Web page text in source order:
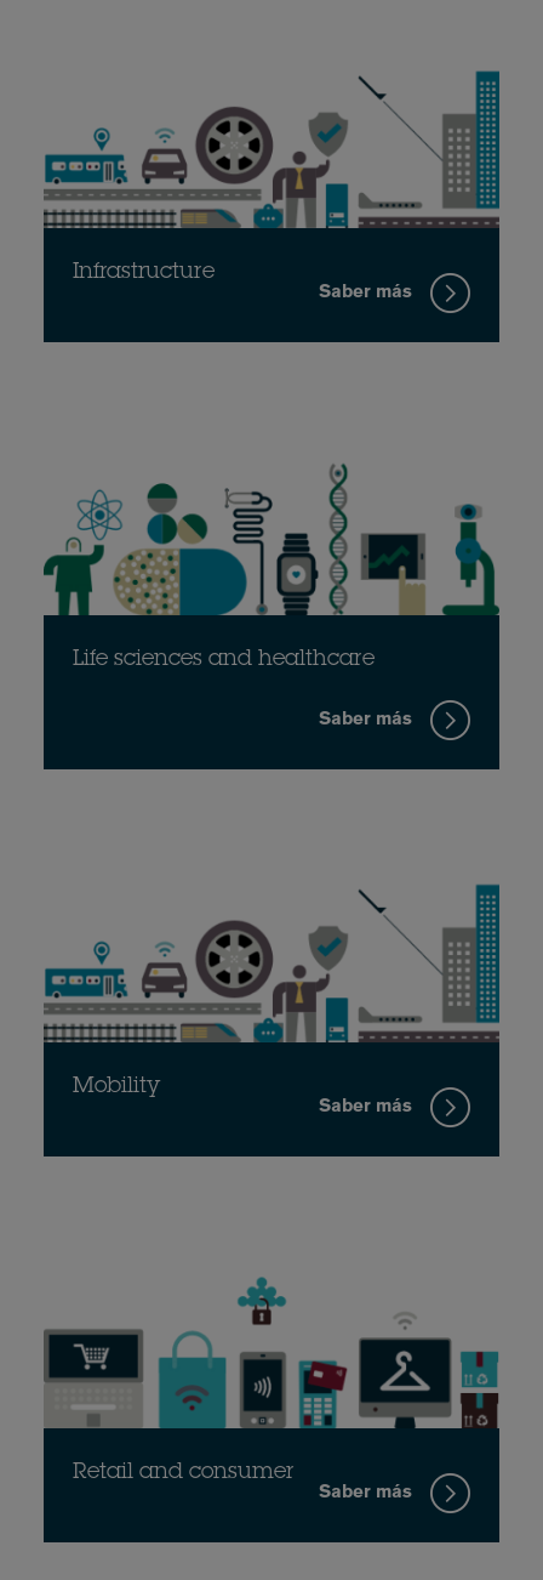
Infrastructure
Saber más
Life sciences and healthcare
Saber más
Mobility
Saber más
Retail and consumer
Saber más